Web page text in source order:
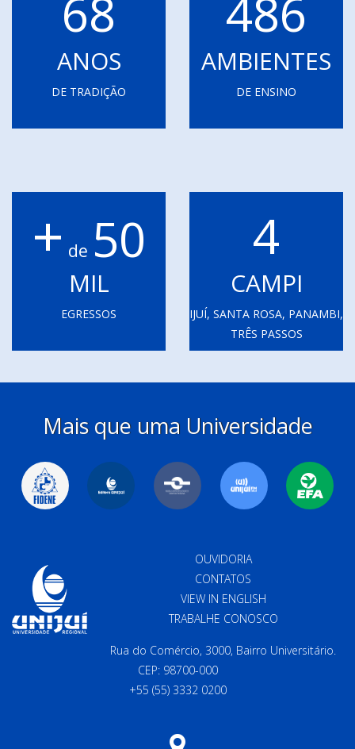
68
ANOS
DE TRADIÇÃO
486
AMBIENTES
DE ENSINO
+ de 50
MIL
EGRESSOS
4
CAMPI
IJUÍ, SANTA ROSA, PANAMBI,
TRÊS PASSOS
Mais que uma Universidade
OUVIDORIA
CONTATOS
VIEW IN ENGLISH
TRABALHE CONOSCO
Rua do Comércio, 3000, Bairro Universitário.
CEP: 98700-000
+55 (55) 3332 0200